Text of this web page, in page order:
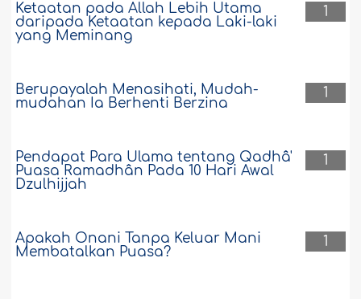
1
Ketaatan pada Allah Lebih Utama
daripada Ketaatan kepada Laki-laki
yang Meminang
1
Berupayalah Menasihati, Mudah-
mudahan Ia Berhenti Berzina
1
Pendapat Para Ulama tentang Qadhâ'
Puasa Ramadhân Pada 10 Hari Awal
Dzulhijjah
1
Apakah Onani Tanpa Keluar Mani
Membatalkan Puasa?